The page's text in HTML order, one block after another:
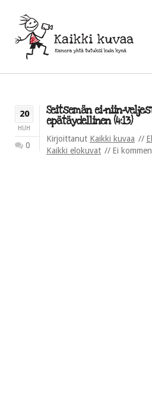
20
HUH
0
Seitsemän ei-niin-
epätäydellinen (4:13)
Kirjoittanut Kaikki kuvaa
Kaikki elokuvat
Ei